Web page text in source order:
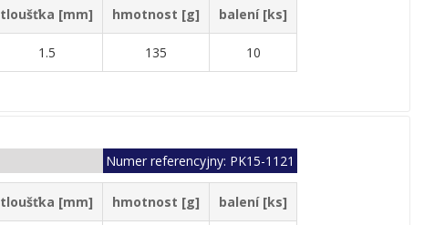
tloušťka [mm] hmotnost [g] balení [ks]
1.5 135 10
Numer referencyjny: PK15-1121
tloušťka [mm] hmotnost [g] balení [ks]